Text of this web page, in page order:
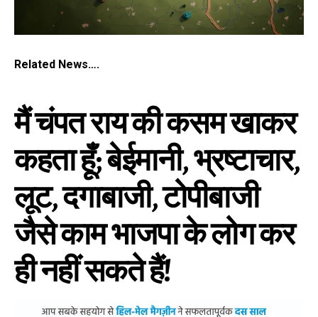
Related News….
मैं चंपत राय की कसम खाकर
कहता हूँ; बेईमानी, भ्रष्‍टाचार,
लूट, दगाबाजी, टोपीबाजी
जैसे काम भाजपा के लोग कर
ही नहीं सकते हैं!